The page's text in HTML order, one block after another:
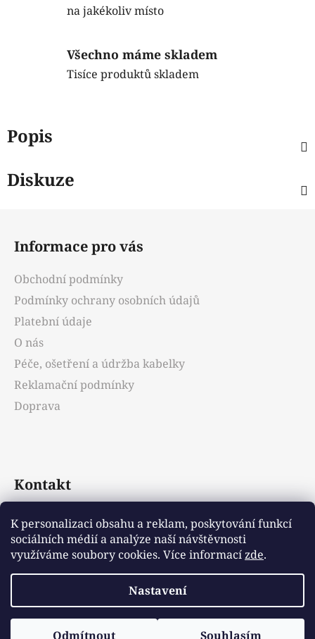
K personalizaci obsahu a reklam, poskytování funkcí
sociálních médií a analýze naší návštěvnosti
využíváme soubory cookies. Více informacízde.
Nastavení
Odmítnout Souhlasím
na jakékoliv místo
Všechno máme skladem
Tisíce produktů skladem
Popis
Diskuze
Informace pro vás
Obchodní podmínky
Podmínky ochrany osobních údajů
Platební údaje
O nás
Péče, ošetření a údržba kabelky
Reklamační podmínky
Doprava
Kontakt
info@emotys.cz
+421903231812
Vytvořil Shoptet